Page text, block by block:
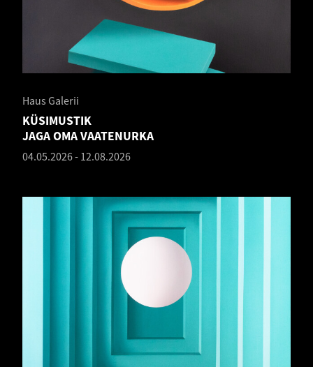
KÜSIMUSTIK
JAGA OMA VAATENURKA
04.05.2026- 12.08.2026
Haus Galerii